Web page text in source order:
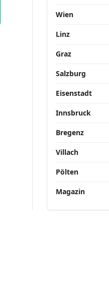
Wien
Linz
Graz
Salzburg
Eisenstadt
Innsbruck
Bregenz
Villach
Pölten
Magazin